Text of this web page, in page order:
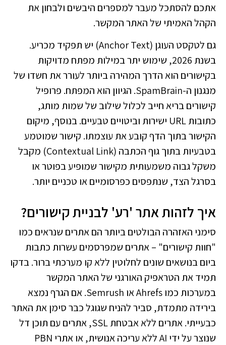
אתכם להסתכל מעבר למספרים היבשים ולבחון את
הקהל האמיתי של האתר המקשר.
גם לטקסט העוגן (Anchor Text) יש תפקיד מכריע.
בשנת 2026, שימוש יתר במילות מפתח מדויקות
בקישורים הוא הדרך המהירה ביותר לעורר את חשדו של
מנגנון ה-SpamBrain. הגיוון הוא המפתח. פרופיל
קישורים בריא חייב לכלול שילוב של שמות מותג,
כתובות URL ישירות וביטויים טבעיים. בנוסף, מיקום
הקישור בתוך הדף קובע את עוצמתו. קישור שמוטמע
בטבעיות בתוך גוף הכתבה (Contextual Link) מקבל
משקל גבוה משמעותית מקישור שמופיע בפוטר או
בסרגל הצד, שנתפסים כפרסומיים או טכניים יותר.
איך לזהות אתר 'רע' לבניית קישורים?
סימני האזהרה הבולטים ביותר הם אתרים שנראים כמו
"חוות קישורים" – אתרים שמפרסמים עשרות כתבות
ביום בנושאים שונים לחלוטין ללא קו מערכתי ברור. בדקו
תמיד את הטראפיק האורגני של האתר המקשר
במערכות כמו Ahrefs או Semrush. אם הגרף נמצא
בירידה מתמדת, סביר להניח שגוגל כבר סימן את האתר
כבעייתי. אתרים ללא אבטחת SSL, אתרים עם תוכן דל
שנוצר על ידי AI ללא עריכה אנושית, או אתרי PBN